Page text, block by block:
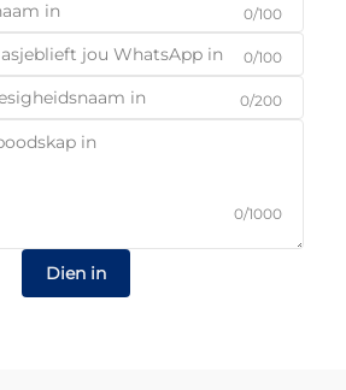
0/100
0/100
0/200
0/1000
Dien in